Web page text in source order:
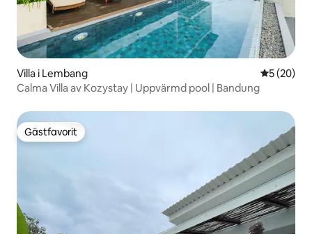
Villa i Lembang 5 av 5 i
5 (20)
Calma Villa av Kozystay | Uppvärmd pool | Bandung
Gästfavorit
Gästfavorit